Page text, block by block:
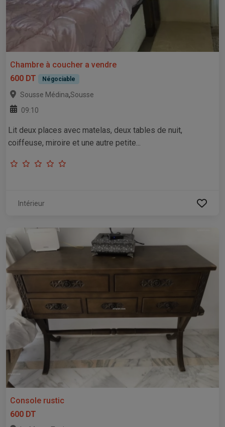
Chambre à coucher a vendre
600 DT
Négociable
Sousse Médina,Sousse
09:10
Lit deux places avec matelas, deux tables de nuit,
coiffeuse, miroire et une autre petite...
Intérieur
Console rustic
600 DT